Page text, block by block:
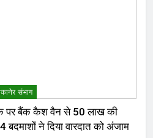
संभाग
पर बैंक कैश वैन से 50 लाख की
बदमाशों ने दिया वारदात को अंजाम